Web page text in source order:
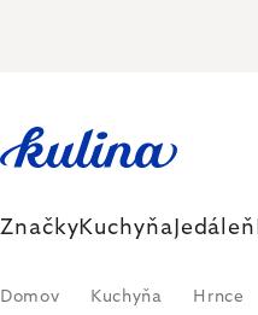
ZnačkyKuchyňa Jedáleň
Domov Kuchyňa Hrnce